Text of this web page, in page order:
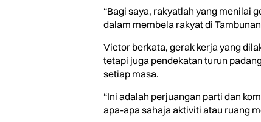
“Bagi saya, rakyatlah yang menilai
dalam membela rakyat di
Victor berkata, gerak kerja yang
tetapi juga pendekatan turun
setiap masa.
“Ini adalah perjuangan parti dan
apa-apa sahaja aktiviti atau ruang